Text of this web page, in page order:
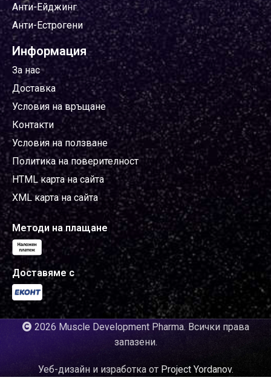
Анти-Ейджинг
Анти-Естрогени
Информация
За нас
Доставка
Условия на връщане
Контакти
Условия на ползване
Политика на поверителност
HTML карта на сайта
XML карта на сайта
Методи на плащане
Доставяме с
2026 Muscle Development Pharma. Всички права
запазени.
Уеб-дизайн и изработка от Project Yordanov.